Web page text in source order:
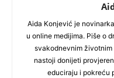
Aida Konjević je
u online medijima. Piše o
svakodnevnim životnim
nastoji donijeti
educiraju i pokreću